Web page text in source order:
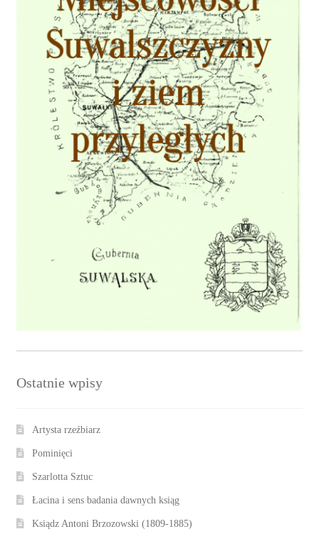
Ostatnie wpisy
Artysta rzeźbiarz
Pominięci
Szarlotta Sztuc
Łacina i sens badania dawnych ksiąg
Ksiądz Antoni Brzozowski (1809-1885)